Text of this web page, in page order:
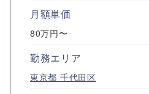
月額単価
80万円〜
勤務エリア
東京都 千代田区